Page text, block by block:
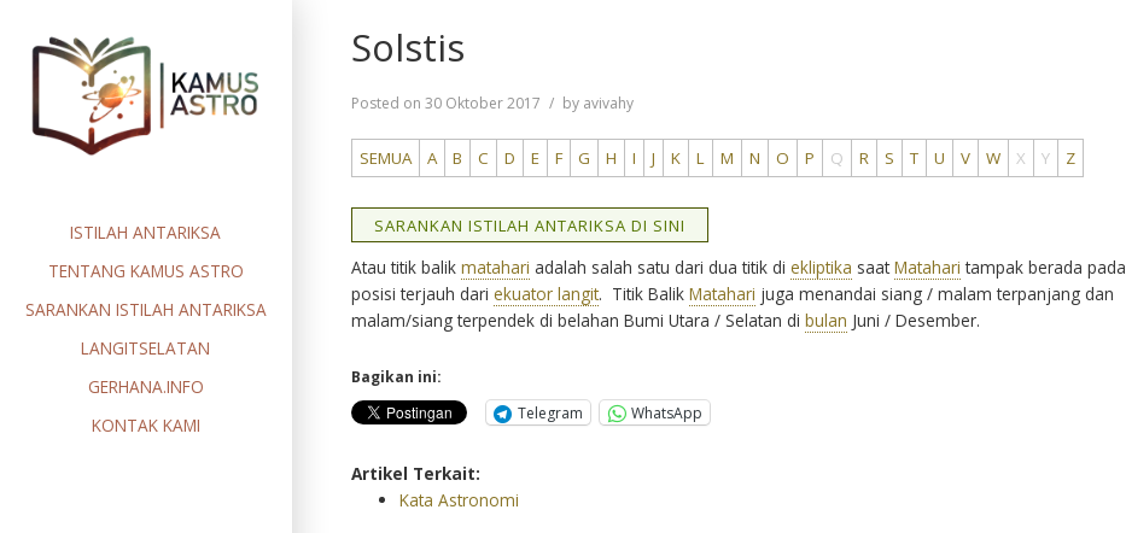
content
ISTILAH ANTARIKSA
TENTANG KAMUS ASTRO
SARANKAN ISTILAH ANTARIKSA
LANGITSELATAN
GERHANA.INFO
KONTAK KAMI
Solstis
Posted on30 Oktober 2017 by avivahy
SEMUA A B C D E F G H I J K L M N O P Q R S T U V W X Y Z
SARANKAN ISTILAH ANTARIKSA DI SINI
Atau titik balikmatahari adalah salah satu dari dua titik diekliptika saatMatahari tampak berada pada
posisi terjauh dariekuator langit. Titik BalikMatahari juga menandai siang / malam terpanjang dan
malam/siang terpendek di belahan Bumi Utara / Selatan dibulan Juni / Desember.
Bagikan ini:
Telegram
WhatsApp
Artikel Terkait:
Kata Astronomi